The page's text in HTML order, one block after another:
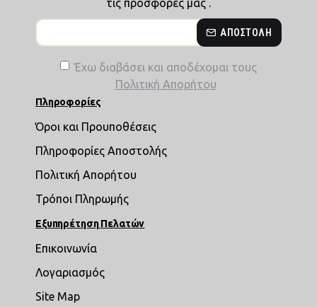
τις προσφορές μας .
ΑΠΟΣΤΟΛΉ
Έχω διαβάσει και αποδέχομαι τους
Πολιτική Απορήτου
Πληροφορίες
Όροι και Προυποθέσεις
Πληροφορίες Αποστολής
Πολιτική Απορήτου
Τρόποι Πληρωμής
Εξυπηρέτηση Πελατών
Επικοινωνία
Λογαριασμός
Site Map